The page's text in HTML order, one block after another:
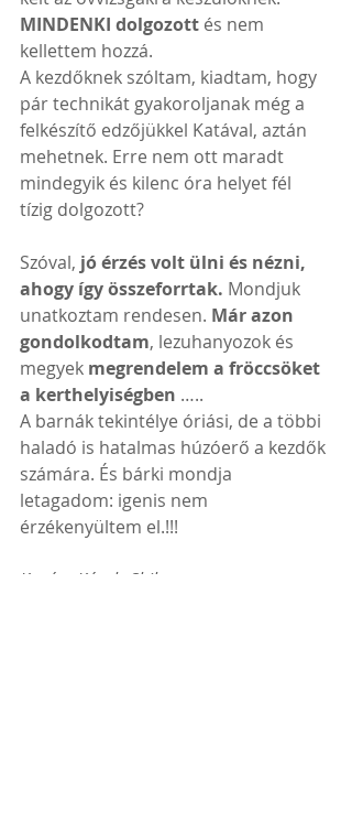
MINDENKI dolgozott és nem
kellettem hozzá.
A kezdőknek szóltam, kiadtam, hogy
pár technikát gyakoroljanak még a
felkészítő edzőjükkel Katával, aztán
mehetnek. Erre nem ott maradt
mindegyik és kilenc óra helyet fél
tízig dolgozott?
Szóval, jó érzés volt ülni és nézni,
ahogy így összeforrtak. Mondjuk
unatkoztam rendesen. Már azon
gondolkodtam, lezuhanyozok és
megyek megrendelem a fröccsöket
a kerthelyiségben …..
A barnák tekintélye óriási, de a többi
haladó is hatalmas húzóerő a kezdők
számára. És bárki mondja
letagadom: igenis nem
érzékenyültem el.!!!
Kovács Károly Shihan